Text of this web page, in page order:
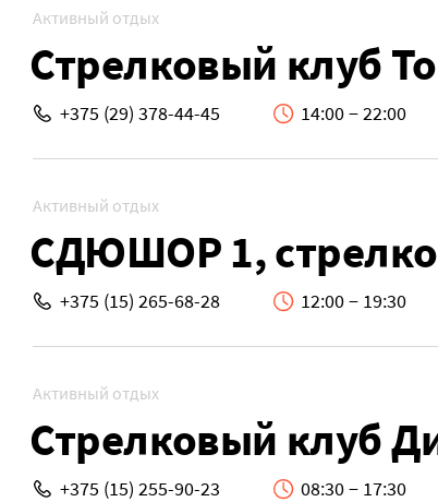
Активный отдых
Стрелковый клуб
+375 (29) 378-44-45 14:00 − 22:00
Активный отдых
СДЮШОР 1,
+375 (15) 265-68-28 12:00 − 19:30
Активный отдых
Стрелковый клуб
+375 (15) 255-90-23 08:30 − 17:30